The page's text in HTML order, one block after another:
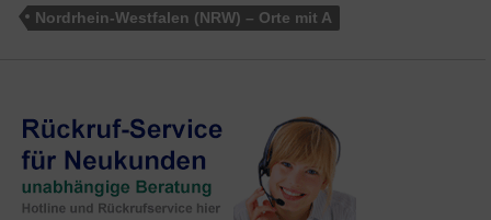
Nordrhein-Westfalen (NRW) – Orte mit A